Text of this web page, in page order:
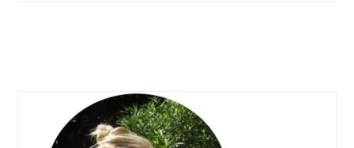
navigation